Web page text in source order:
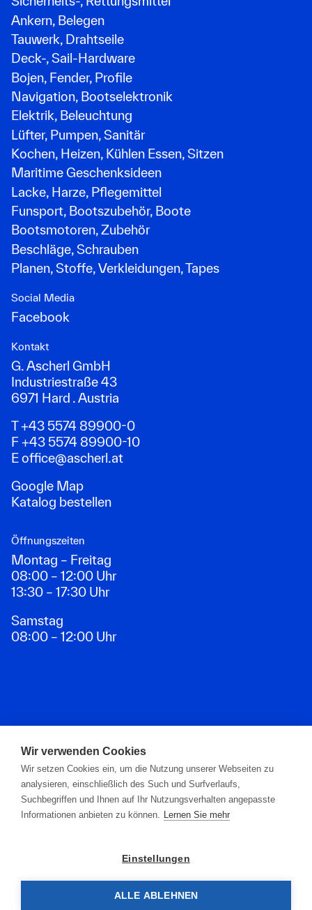
Ankern, Belegen
Tauwerk, Drahtseile
Deck-, Sail-Hardware
Bojen, Fender, Profile
Navigation, Bootselektronik
Elektrik, Beleuchtung
Lüfter, Pumpen, Sanitär
Kochen, Heizen, Kühlen Essen, Sitzen
Maritime Geschenksideen
Lacke, Harze, Pflegemittel
Funsport, Bootszubehör, Boote
Bootsmotoren, Zubehör
Beschläge, Schrauben
Planen, Stoffe, Verkleidungen, Tapes
Social Media
Facebook
Kontakt
G. Ascherl GmbH
Industriestraße 43
6971 Hard . Austria
T +43 5574 89900-0
F +43 5574 89900-10
Eoffice@ascherl.at
Google Map
Katalog bestellen
Öffnungszeiten
Montag – Freitag
08:00 – 12:00 Uhr
13:30 – 17:30 Uhr
Samstag
08:00 – 12:00 Uhr
Zahlungsarten
Wir verwenden Cookies
Wir setzen Cookies ein, um die Nutzung unserer Webseiten zu
analysieren, einschließlich des Such und Surfverlaufs,
Suchbegriffen und Ihnen auf Ihr Nutzungsverhalten angepasste
Informationen anbieten zu können. Lernen Sie mehr
Einstellungen
ALLE ABLEHNEN